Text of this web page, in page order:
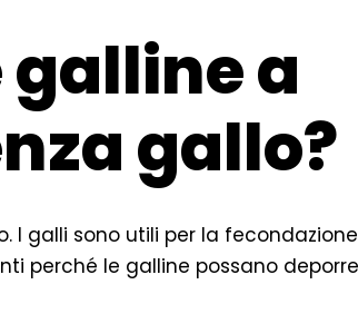
galline a
gallo?
I galli sono utili per la fecondazione
perché le galline possano